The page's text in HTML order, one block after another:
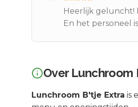
Heerlijk geluncht!
En het personeel
Over Lunchroom
Lunchroom B'tje Extra is